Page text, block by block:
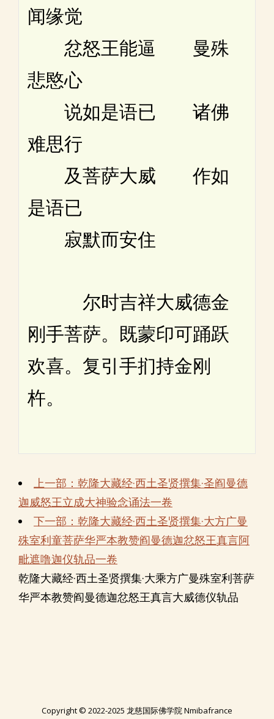
闻缘觉
忿怒王能逼 曼殊
悲愍心
说如是语已 诸佛
难思行
及菩萨大威 作如
是语已
寂默而安住
尔时吉祥大威德金
刚手菩萨。既蒙印可踊跃
欢喜。复引手扪持金刚
杵。
上一部：乾隆大藏经·西土圣贤撰集·圣阎曼德
迦威怒王立成大神验念诵法一卷
下一部：乾隆大藏经·西土圣贤撰集·大方广曼
殊室利童菩萨华严本教赞阎曼德迦忿怒王真言阿
毗遮噜迦仪轨品一卷
乾隆大藏经·西土圣贤撰集·大乘方广曼殊室利菩萨
华严本教赞阎曼德迦忿怒王真言大威德仪轨品
Copyright © 2022-2025 龙慈国际佛学院 Nmibafrance